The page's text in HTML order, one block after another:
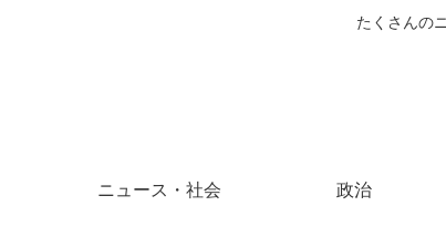
たくさんの
ニュース・社会 政治